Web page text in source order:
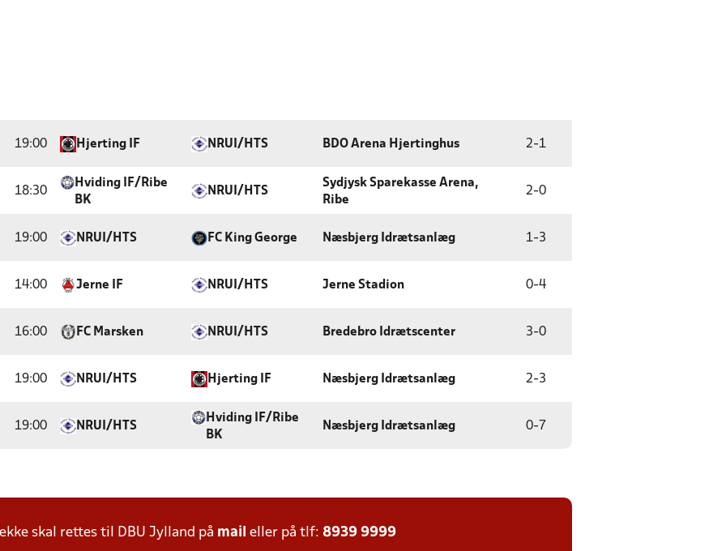
19:00 Hjerting IF NRUI/HTS BDO Arena Hjertinghus 2-1
18:30
Hviding IF/Ribe
BK
NRUI/HTS
Sydjysk Sparekasse Arena,
Ribe
2-0
19:00 NRUI/HTS FC King George Næsbjerg Idrætsanlæg 1-3
14:00 Jerne IF NRUI/HTS Jerne Stadion 0-4
16:00 FC Marsken NRUI/HTS Bredebro Idrætscenter 3-0
19:00 NRUI/HTS Hjerting IF Næsbjerg Idrætsanlæg 2-3
19:00 NRUI/HTS
Hviding IF/Ribe
BK
Næsbjerg Idrætsanlæg 0- 7
skal rettes til DBU Jylland på mail eller på tlf: 8939 9999